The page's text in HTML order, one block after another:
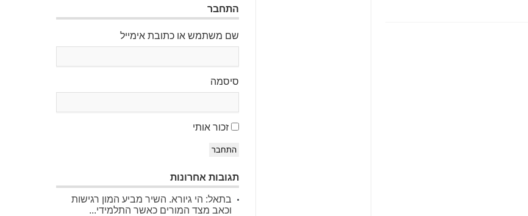
התחבר
שם משתמש או כתובת אימייל
סיסמה
זכור אותי
התחבר
תגובות אחרונות
בתאל: הי גיורא. השיר מביע המון רגישות
וכאב מצד המורים כאשר התלמידי...